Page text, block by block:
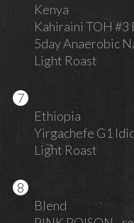
Kenya
Kahiraini TOH #3
5day Anaerobic
Light Roast
Ethiopia
Yirgachefe G1
Light Roast
Blend